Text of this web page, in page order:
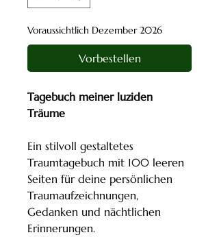
Voraussichtlich Dezember 2026
Vorbestellen
Tagebuch meiner luziden
Träume
Ein stilvoll gestaltetes
Traumtagebuch mit 100 leeren
Seiten für deine persönlichen
Traumaufzeichnungen,
Gedanken und nächtlichen
Erinnerungen.